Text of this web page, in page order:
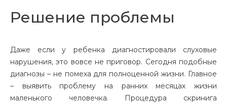
Решение проблемы
Даже если у ребенка диагностировали слуховые
нарушения, это вовсе не приговор. Сегодня подобные
диагнозы – не помеха для полноценной жизни. Главное
– выявить проблему на ранних месяцах жизни
маленького человечка. Процедура скринига